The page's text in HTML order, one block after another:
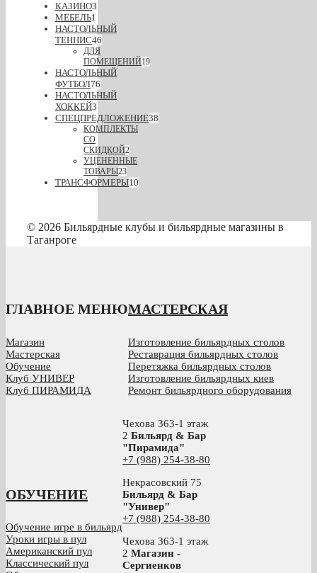
КАЗИНО3
МЕБЕЛЬ1
НАСТОЛЬНЫЙ
ТЕННИС46
ДЛЯ
ПОМЕЩЕНИЙ19
НАСТОЛЬНЫЙ
ФУТБОЛ76
НАСТОЛЬНЫЙ
ХОККЕЙ3
СПЕЦПРЕДЛОЖЕНИЕ38
КОМПЛЕКТЫ
СО
СКИДКОЙ2
УЦЕНЕННЫЕ
ТОВАРЫ23
ТРАНСФОРМЕРЫ10
© 2026 Бильярдные клубы и бильярдные магазины в
Таганроге
ГЛАВНОЕ МЕНЮ
Магазин
Мастерская
Обучение
Клуб УНИВЕР
Клуб ПИРАМИДА
МАСТЕРСКАЯ
Изготовление бильярдных столов
Реставрация бильярдных столов
Перетяжка бильярдных столов
Изготовление бильярдных киев
Ремонт бильярдного оборудования
ОБУЧЕНИЕ
Обучение игре в бильярд
Уроки игры в пул
Американский пул
Классический пул
Чехова 363-1 этаж
2 Бильярд & Бар
"Пирамида"
+7 (988) 254-38-80
Некрасовский 75
Бильярд & Бар
"Универ"
+7 (988) 254-38-80
Чехова 363-1 этаж
2 Магазин -
Сергиенков